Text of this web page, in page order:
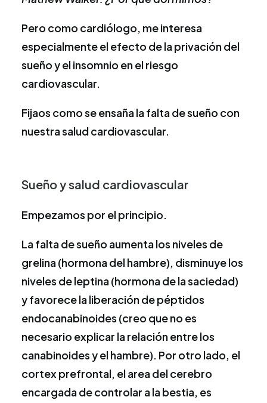
Pero como cardiólogo, me interesa
especialmente el efecto de la privación del
sueño y el insomnio en el riesgo
cardiovascular.
Fijaos como se ensaña la falta de sueño con
nuestra salud cardiovascular.
Sueño y salud cardiovascular
Empezamos por el principio.
La falta de sueño aumenta los niveles de
grelina (hormona del hambre), disminuye los
niveles de leptina (hormona de la saciedad)
y favorece la liberación de péptidos
endocanabinoides (creo que no es
necesario explicar la relación entre los
canabinoides y el hambre). Por otro lado, el
cortex prefrontal, el area del cerebro
encargada de controlar a la bestia, es